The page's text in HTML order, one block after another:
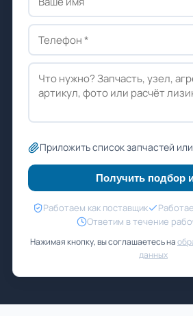
Приложить список запчастей
Получить подбор
Работаем как поставщик
Ответим в течение
Нажимая кнопку, вы соглашаетесь на
данных